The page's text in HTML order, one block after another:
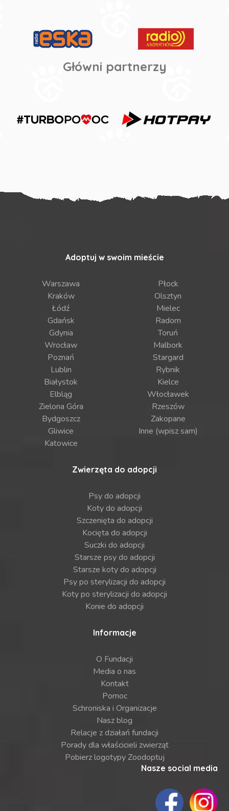
Główni partnerzy
Adoptuj w swoim mieście
Warszawa
Kraków
Łódź
Gdańsk
Gdynia
Wrocław
Poznań
Lublin
Białystok
Elbląg
Zielona Góra
Bydgoszcz
Gliwice
Katowice
Płock
Olsztyn
Mielec
Radom
Toruń
Malbork
Stargard
Rybnik
Kielce
Włocławek
Rzeszów
Zakopane
Inne (wpisz sam)
Zwierzęta do adopcji
Psy do adopcji
Koty do adopcji
Szczenięta do adopcji
Kocięta do adopcji
Suczki do adopcji
Starsze psy do adopcji
Starsze koty do adopcji
Psy po sterylizacji do adopcji
Koty po sterylizacji do adopcji
Konie do adopcji
Informacje
O Fundacji
Media o nas
Kontakt
Pomoc
Schroniska i Organizacje
Nasz blog
Relacje z działań fundacji
Porady dla właścicieli zwierząt
Pobierz logotypy Zoodoptuj
Nasze social media